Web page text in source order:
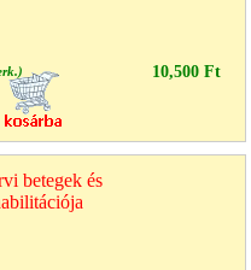
10,500 Ft
betegek és